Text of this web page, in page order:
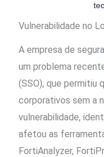
Vulnerabilidade no
A empresa de
um problema
(SSO), que permitiu
corporativos sem a
vulnerabilidade,
afetou as
FortiAnalyzer,